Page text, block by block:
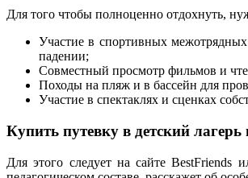
Для того чтобы полноценно отдохнуть,
Участие в спортивных
падении;
Совместный просмотр фильмов и
Походы на пляж и в бассейн для
Участие в спектаклях и сценках
Купить путевку в детский
Для этого следует на сайте